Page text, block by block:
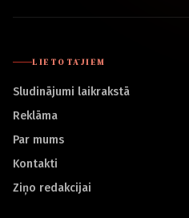
LIETOTĀJIEM
Sludinājumi laikrakstā
Reklāma
Par mums
Kontakti
Ziņo redakcijai